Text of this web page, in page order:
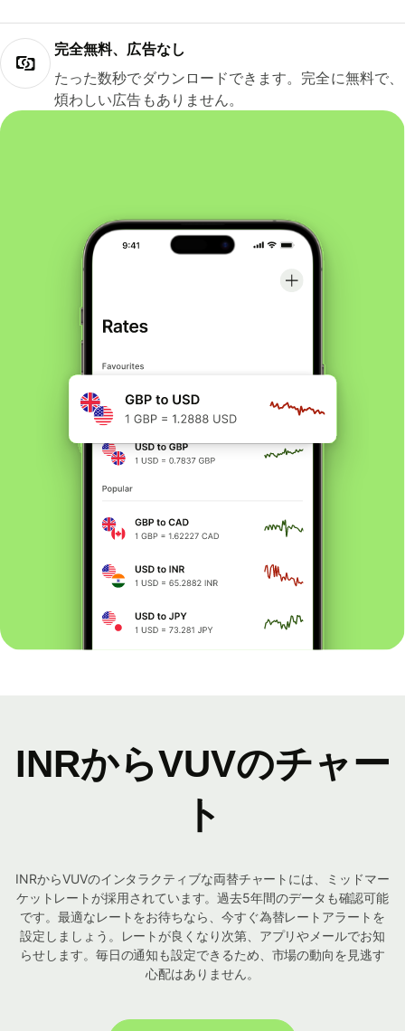
完全無料、広告なし
たった数秒でダウンロードできます。完全に無料で、
煩わしい広告もありません。
INRからVUVのチャー
ト
INRからVUVのインタラクティブな両替チャートには、ミッドマー
ケットレートが採用されています。過去5年間のデータも確認可能
です。最適なレートをお待ちなら、今すぐ為替レートアラートを
設定しましょう。レートが良くなり次第、アプリやメールでお知
らせします。毎日の通知も設定できるため、市場の動向を見逃す
心配はありません。